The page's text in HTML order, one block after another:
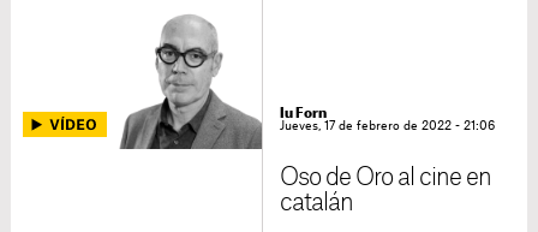
Iu Forn
Jueves, 17 de febrero de 2022 - 21:06
Oso de Oro al cine en
catalán